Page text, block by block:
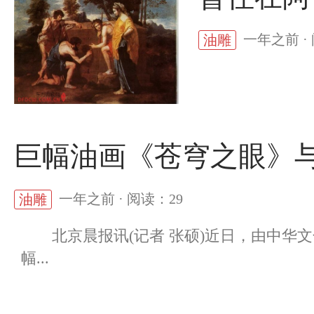
油雕 一年之前 ·
巨幅油画《苍穹之眼》
油雕 一年之前 · 阅读：29
北京晨报讯(记者 张硕)近日，由中华
幅...